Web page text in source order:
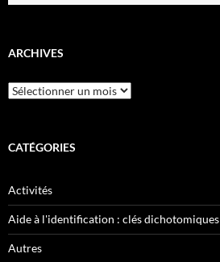
ARCHIVES
Archives
CATÉGORIES
Activités
Aide à l'identification : clés dichotomiques
Autres